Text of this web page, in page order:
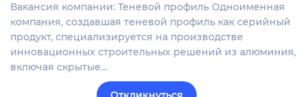
Вакансия компании: Теневой профиль Одноименная
компания, создавшая теневой профиль как серийный
продукт, специализируется на производстве
инновационных строительных решений из алюминия,
включая скрытые…